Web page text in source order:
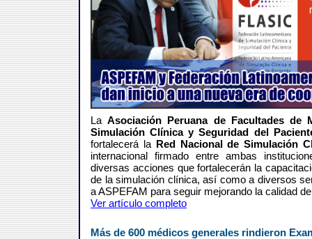
LaAsociación Peruana de Facultades de
Simulación Clínica y Seguridad del
fortalecerá la Red Nacional de Simulación
internacional firmado entre ambas
diversas acciones que fortalecerán la
de la simulación clínica, así como a diversos
a ASPEFAM para seguir mejorando la calidad
Ver artículo completo
Más de 600 médicos generales rindieron